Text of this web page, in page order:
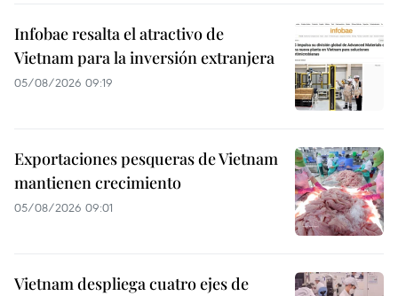
Infobae resalta el atractivo de
Vietnam para la inversión extranjera
05/08/2026 09:19
Exportaciones pesqueras de Vietnam
mantienen crecimiento
05/08/2026 09:01
Vietnam despliega cuatro ejes de